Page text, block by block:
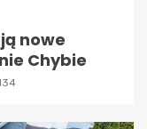
nowe
Chybie